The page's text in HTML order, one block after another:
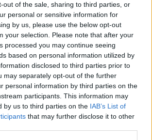
out of the sale, sharing to third parties, or
personal or sensitive information for
by us, please use the below opt-out
your selection. Please note that after your
processed you may continue seeing
based on personal information utilized by
disclosed to third parties prior to
may separately opt-out of the further
personal information by third parties on the
participants. This information may
by us to third parties on the IAB’s List of
that may further disclose it to other
akár törvényt is sérthet, büntetlenül.
a fülkeforradalmároknak, akik nem
és egytől-egyig beszopták a
nem oly tökös, hogy igazából